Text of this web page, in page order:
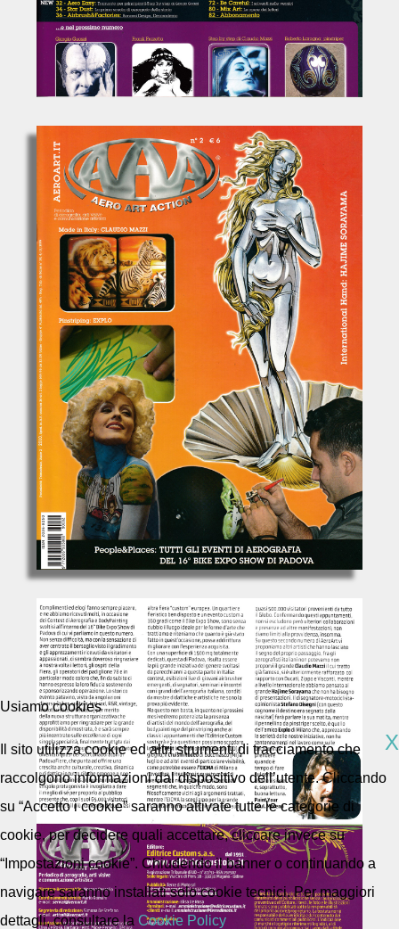
Usiamo cookies
X
Il sito utilizza cookie ed altri strumenti di tracciamento che
raccolgono informazioni dal dispositivo dell’utente. Cliccando
su “Accetto i cookie” saranno attivate tutte le categorie di
cookie, per decidere quali accettare, cliccare invece su
“Impostazioni cookie”. Chiudendo il banner o continuando a
navigare saranno installati solo cookie tecnici. Per maggiori
dettagli, consultare la Cookie Policy